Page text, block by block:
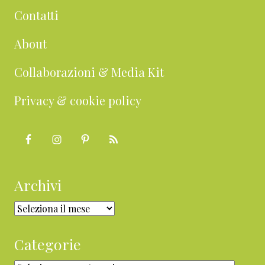
Contatti
About
Collaborazioni & Media Kit
Privacy & cookie policy
Archivi
Archivi
Categorie